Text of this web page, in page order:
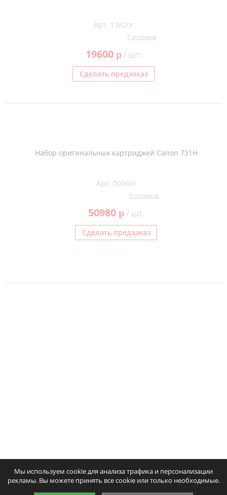
Арт. 1382or
1 отзывов
19600 p/ шт.
Сделать предзаказ
Набор оригинальных картриджей Canon 731H
Арт. 0006or
0 отзывов
50980 p/ шт.
Сделать предзаказ
Мы используем cookie для анализа трафика и персонализации
рекламы. Вы можете принять все cookie или только необходимые.